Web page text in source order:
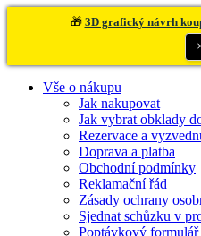
🎁 3D grafický návrh
Vše o nákupu
Jak nakupovat
Jak vybrat obklady
Rezervace a
Doprava a platba
Obchodní podmínky
Reklamační řád
Zásady ochrany
Sjednat schůzku v
Poptávkový formulář